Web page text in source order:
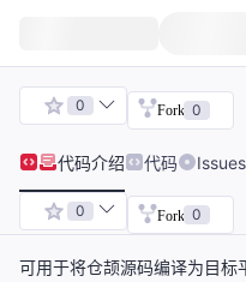
0 Fork 0
代码介绍 代码 Issues
0 Fork 0
可用于将仓颉源码编译为目标